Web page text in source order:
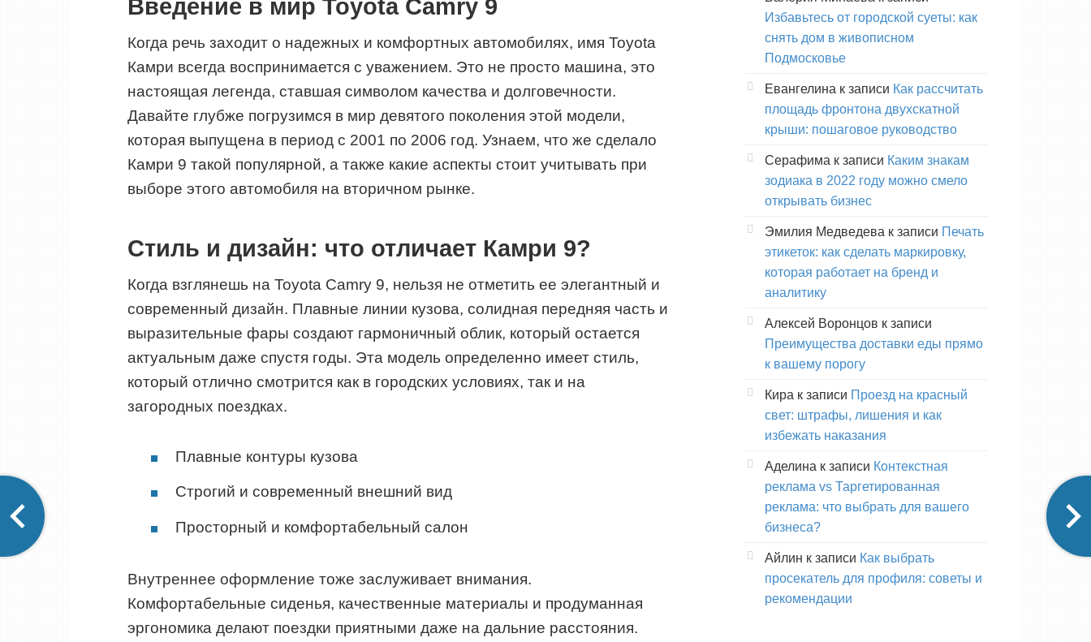
Введение в мир Toyota Camry 9
Когда речь заходит о надежных и комфортных автомобилях, имя Toyota
Камри всегда воспринимается с уважением. Это не просто машина, это
настоящая легенда, ставшая символом качества и долговечности.
Давайте глубже погрузимся в мир девятого поколения этой модели,
которая выпущена в период с 2001 по 2006 год. Узнаем, что же сделало
Камри 9 такой популярной, а также какие аспекты стоит учитывать при
выборе этого автомобиля на вторичном рынке.
Стиль и дизайн: что отличает Камри 9?
Когда взглянешь на Toyota Camry 9, нельзя не отметить ее элегантный и
современный дизайн. Плавные линии кузова, солидная передняя часть и
выразительные фары создают гармоничный облик, который остается
актуальным даже спустя годы. Эта модель определенно имеет стиль,
который отлично смотрится как в городских условиях, так и на
загородных поездках.
Плавные контуры кузова
Строгий и современный внешний вид
Просторный и комфортабельный салон
Внутреннее оформление тоже заслуживает внимания.
Комфортабельные сиденья, качественные материалы и продуманная
эргономика делают поездки приятными даже на дальние расстояния.
Избавьтесь от городской суеты: как
снять дом в живописном
Подмосковье
Евангелина к записи Как рассчитать
площадь фронтона двухскатной
крыши: пошаговое руководство
Серафима к записи Каким знакам
зодиака в 2022 году можно смело
открывать бизнес
Эмилия Медведева к записи Печать
этикеток: как сделать маркировку,
которая работает на бренд и
аналитику
Алексей Воронцов к записи
Преимущества доставки еды прямо
к вашему порогу
Кира к записи Проезд на красный
свет: штрафы, лишения и как
избежать наказания
Аделина к записи Контекстная
реклама vs Таргетированная
реклама: что выбрать для вашего
бизнеса?
Айлин к записи Как выбрать
просекатель для профиля: советы и
рекомендации